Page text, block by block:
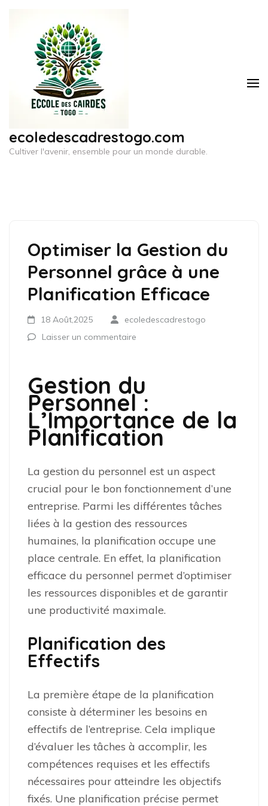
contenu
(Pressez
ecoledescadrestogo.com
Cultiver l'avenir, ensemble pour un monde durable.
Optimiser la Gestion du
Personnel grâce à une
Planification Efficace
18 Août,2025
ecoledescadrestogo
Laisser un commentaire
Gestion du
Personnel :
L’Importance de la
Planification
La gestion du personnel est un aspect
crucial pour le bon fonctionnement d’une
entreprise. Parmi les différentes tâches
liées à la gestion des ressources
humaines, la planification occupe une
place centrale. En effet, la planification
efficace du personnel permet d’optimiser
les ressources disponibles et de garantir
une productivité maximale.
Planification des
Effectifs
La première étape de la planification
consiste à déterminer les besoins en
effectifs de l’entreprise. Cela implique
d’évaluer les tâches à accomplir, les
compétences requises et les effectifs
nécessaires pour atteindre les objectifs
fixés. Une planification précise permet